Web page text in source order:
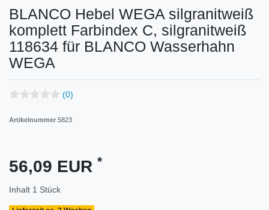
BLANCO Hebel WEGA silgranitweiß
komplett Farbindex C, silgranitweiß
118634 für BLANCO Wasserhahn
WEGA
(0)
Artikelnummer 5823
56,09 EUR *
Inhalt 1 Stück